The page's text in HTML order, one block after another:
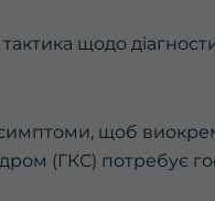
щодо
симптоми, щоб
(ГКС) потребує